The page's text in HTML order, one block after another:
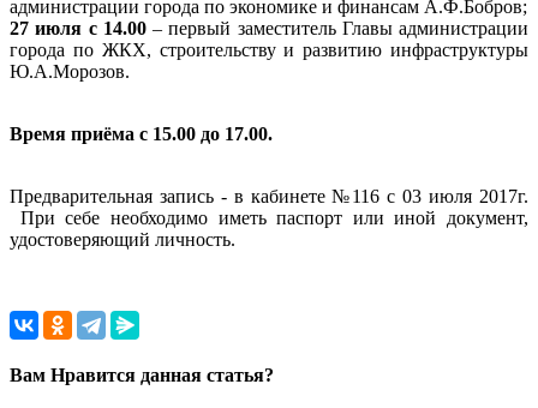
администрации города по экономике и финансам А.Ф.Бобров;
27 июля с 14.00– первый заместитель Главы администрации
города по ЖКХ, строительству и развитию инфраструктуры
Ю.А.Морозов.
Время приёма с 15.00 до 17.00.
Предварительная запись - в кабинете №116 с 03 июля 2017г.
При себе необходимо иметь паспорт или иной документ,
удостоверяющий личность.
Вам Нравится данная статья?